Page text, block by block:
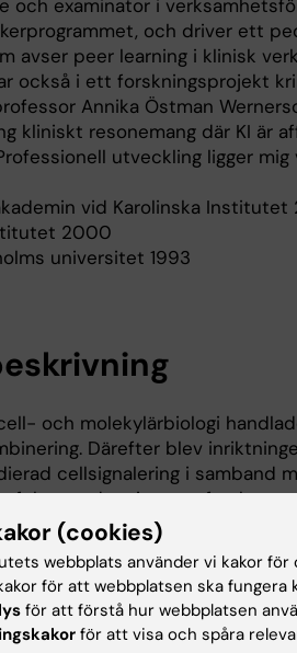
och examinator i
och driver ett
avser peer learning i klinisk
också i ett forskningsprojekt
Annika Östman
kliniskt resonemang där KI är
utveckling ligger
vid Karolinska Institutet
2000
universitet 1993
och molekylärbiologi
Därefter blev
cellsignalering i samband
fokuserade min egen
signalering som medieras av
cancerceller.
(cookies)
webbplats använder vi kakor för
för att webbplatsen ska fungera
för att förstå hur webbplatsen
för att visa och spåra